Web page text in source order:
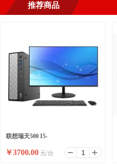
推荐商品
联想瑞天500 I5-
13500HX/16G/512SSD/WIFI/8
￥3700.00 元/台